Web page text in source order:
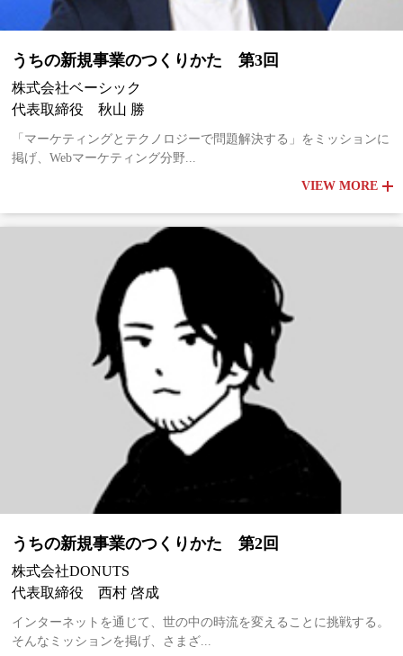
うちの新規事業のつくりかた 第3回
株式会社ベーシック
代表取締役 秋山 勝
「マーケティングとテクノロジーで問題解決する」をミッションに
掲げ、Webマーケティング分野...
VIEW MORE
うちの新規事業のつくりかた 第2回
株式会社DONUTS
代表取締役 西村 啓成
インターネットを通じて、世の中の時流を変えることに挑戦する。
そんなミッションを掲げ、さまざ...